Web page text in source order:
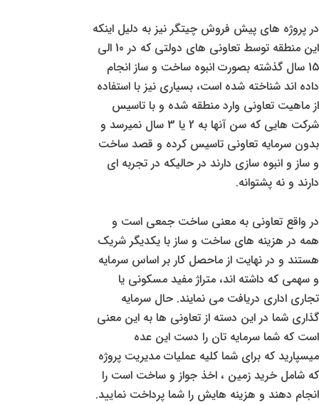
در پروژه های پیش فروش چیتگر نیز به دلیل اینکه
این منطقه توسط تعاونی های دولتی که در 10 الی
15 سال گذشته بصورت انبوه ساخت و ساز انجام
داده اند شناخته شده است، بسیاری نیز با استفاده
از ماهیت تعاونی وارد منطقه شده و با تاسیس
شرکت هایی که سن آنها به 2 یا 3 سال نمیرسد و
بدون سرمایه تعاونی تاسیس کرده و قصد ساخت
و ساز و انبوه سازی دارند در حالیکه در تجربه ای
دارند و نه پشتوانه.
در واقع تعاونی به معنی ساخت جمعی است و
همه در هزینه های ساخت و ساز با یکدیگر شریک
هستند و در نهایت از ماحصل کار بر اساس سرمایه
و سهمی که داشته اند، متراژ مفید مسکونی یا
تجاری اداری دریافت می نمایند. حال سرمایه
گذاری شما در این دسته از تعاونی ها به این معنی
است که شما سرمایه تان را دست این عده
میسپارید که برای شما کلیه عملیات مدیریت پروژه
که شامل خرید زمین ، اخذ جواز و ساخت است را
انجام دهند و هزینه هایش را شما پرداخت نمایید.